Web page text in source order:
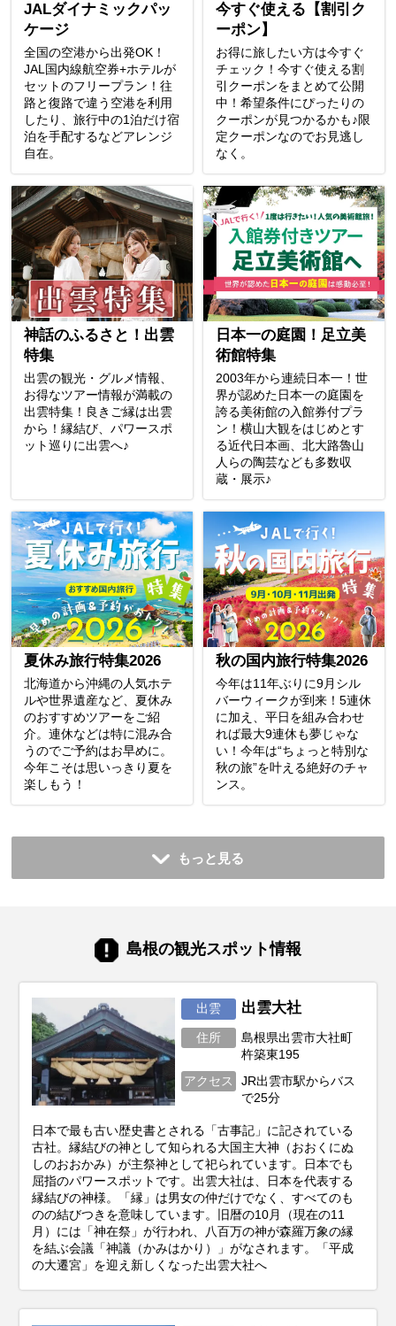
JALダイナミックパッ
ケージ
全国の空港から出発OK！
JAL国内線航空券+ホテルが
セットのフリープラン！往
路と復路で違う空港を利用
したり、旅行中の1泊だけ宿
泊を手配するなどアレンジ
自在。
今すぐ使える【割引ク
ーポン】
お得に旅したい方は今すぐ
チェック！今すぐ使える割
引クーポンをまとめて公開
中！希望条件にぴったりの
クーポンが見つかるかも♪限
定クーポンなのでお見逃し
なく。
神話のふるさと！出雲
特集
出雲の観光・グルメ情報、
お得なツアー情報が満載の
出雲特集！良きご縁は出雲
から！縁結び、パワースポ
ット巡りに出雲へ♪
日本一の庭園！足立美
術館特集
2003年から連続日本一！世
界が認めた日本一の庭園を
誇る美術館の入館券付プラ
ン！横山大観をはじめとす
る近代日本画、北大路魯山
人らの陶芸なども多数収
蔵・展示♪
夏休み旅行特集2026
北海道から沖縄の人気ホテ
ルや世界遺産など、夏休み
のおすすめツアーをご紹
介。連休などは特に混み合
うのでご予約はお早めに。
今年こそは思いっきり夏を
楽しもう！
秋の国内旅行特集2026
今年は11年ぶりに9月シル
バーウィークが到来！5連休
に加え、平日を組み合わせ
れば最大9連休も夢じゃな
い！今年は“ちょっと特別な
秋の旅”を叶える絶好のチャ
ンス。
もっと見る
島根の観光スポット情報
出雲 出雲大社
住所
島根県出雲市大社町
杵築東195
アクセス
JR出雲市駅からバス
で25分
日本で最も古い歴史書とされる「古事記」に記されている
古社。縁結びの神として知られる大国主大神（おおくにぬ
しのおおかみ）が主祭神として祀られています。日本でも
屈指のパワースポットです。出雲大社は、日本を代表する
縁結びの神様。「縁」は男女の仲だけでなく、すべてのも
のの結びつきを意味しています。旧暦の10月（現在の11
月）には「神在祭」が行われ、八百万の神が森羅万象の縁
を結ぶ会議「神議（かみはかり）」がなされます。「平成
の大遷宮」を迎え新しくなった出雲大社へ